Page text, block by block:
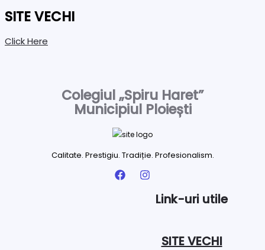
SITE VECHI
Click Here
Colegiul „Spiru Haret”
Municipiul Ploiești
Calitate. Prestigiu. Tradiție. Profesionalism.
Link-uri utile
SITE VECHI